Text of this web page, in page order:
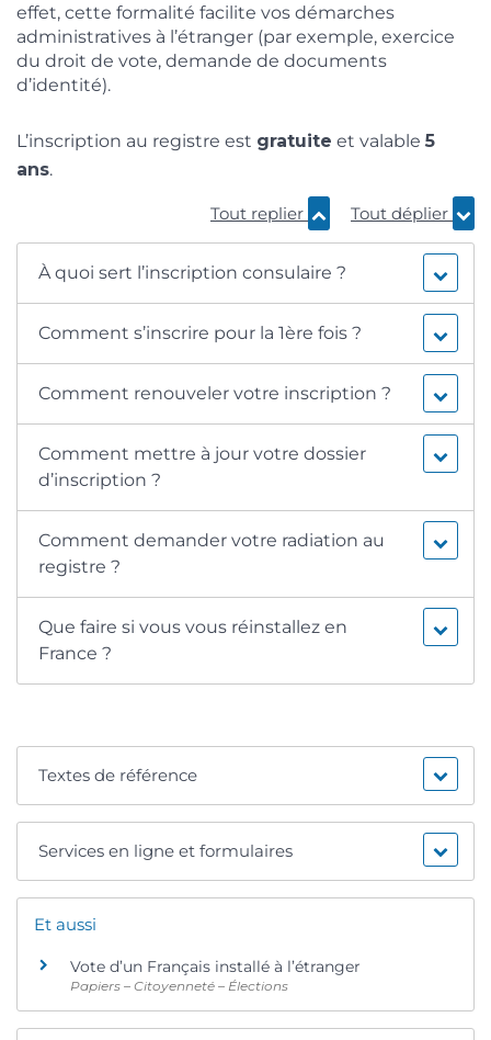
effet, cette formalité facilite vos démarches
administratives à l’étranger (par exemple, exercice
du droit de vote, demande de documents
d’identité).
L’inscription au registre est gratuite et valable 5
ans.
Tout replier Tout déplier
À quoi sert l’inscription consulaire ?
Comment s’inscrire pour la 1ère fois ?
Comment renouveler votre inscription ?
Comment mettre à jour votre dossier
d’inscription ?
Comment demander votre radiation au
registre ?
Que faire si vous vous réinstallez en
France ?
Textes de référence
Services en ligne et formulaires
Et aussi
Vote d’un Français installé à l’étranger
Papiers – Citoyenneté – Élections